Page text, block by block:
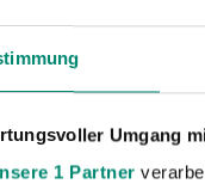
Umgang
1 Partner
Match gegen